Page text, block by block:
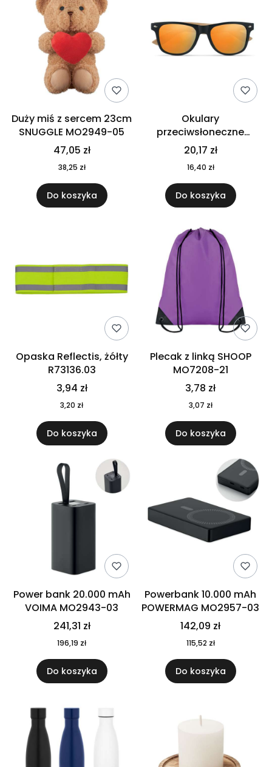
Duży miś z sercem 23cm
SNUGGLE MO2949-05
47,05 zł
38,25 zł
Do koszyka
Okulary
przeciwsłoneczne
CALIFORNIA TOUCH
MO9617-10
20,17 zł
16,40 zł
Do koszyka
Opaska Reflectis, żółty
R73136.03
3,94 zł
3,20 zł
Do koszyka
Plecak z linką SHOOP
MO7208-21
3,78 zł
3,07 zł
Do koszyka
Power bank 20.000 mAh
VOIMA MO2943-03
241,31 zł
196,19 zł
Do koszyka
Powerbank 10.000 mAh
POWERMAG MO2957-03
142,09 zł
115,52 zł
Do koszyka